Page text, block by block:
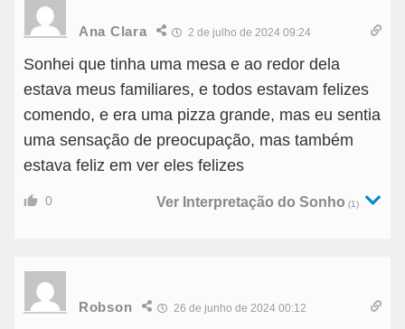
Ana Clara 2 de julho de 2024 09:24
Sonhei que tinha uma mesa e ao redor dela
estava meus familiares, e todos estavam felizes
comendo, e era uma pizza grande, mas eu sentia
uma sensação de preocupação, mas também
estava feliz em ver eles felizes
0 Ver Interpretação do Sonho (1)
Robson 26 de junho de 2024 00:12